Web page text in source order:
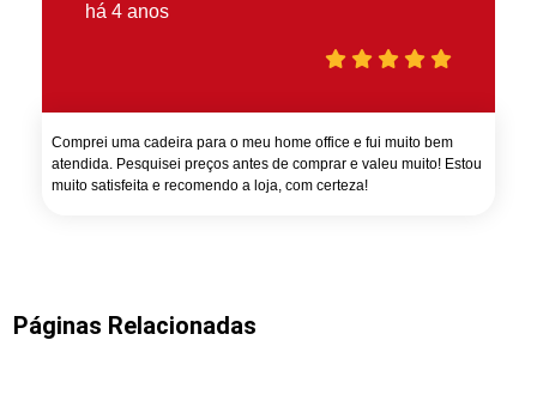
há 4 anos
Comprei uma cadeira para o meu home office e fui muito bem
atendida. Pesquisei preços antes de comprar e valeu muito! Estou
muito satisfeita e recomendo a loja, com certeza!
Páginas Relacionadas